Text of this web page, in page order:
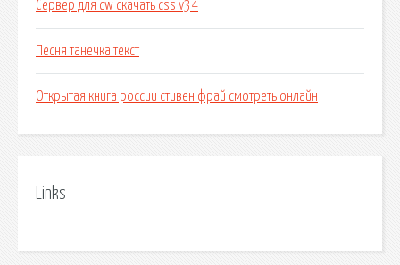
Сервер для cw скачать css v34
Песня танечка текст
Открытая книга россии стивен фрай смотреть онлайн
Links